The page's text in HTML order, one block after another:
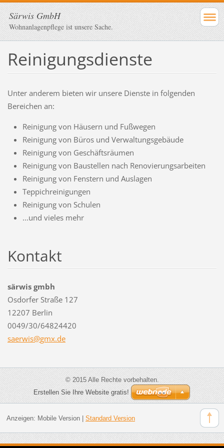
Särwis GmbH
Wohnanlagenpflege ist unsere Sache.
Reinigungsdienste
Unter anderem bieten wir unsere Dienste in folgenden
Bereichen an:
Reinigung von Häusern und Fußwegen
Reinigung von Büros und Verwaltungsgebäude
Reinigung von Geschäftsräumen
Reinigung von Baustellen nach Renovierungsarbeiten
Reinigung von Fenstern und Auslagen
Teppichreinigungen
Reinigung von Schulen
...und vieles mehr
Kontakt
särwis gmbh
Osdorfer Straße 127
12207 Berlin
0049/30/64824420
saerwis@gmx.de
© 2015 Alle Rechte vorbehalten.
Erstellen Sie Ihre Website gratis!
Anzeigen: Mobile Version| Standard Version